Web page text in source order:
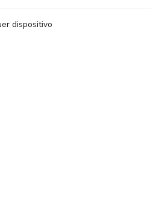
dispositivo